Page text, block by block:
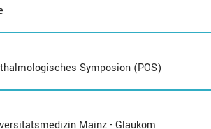
Symposion (POS)
Mainz - Glaukom